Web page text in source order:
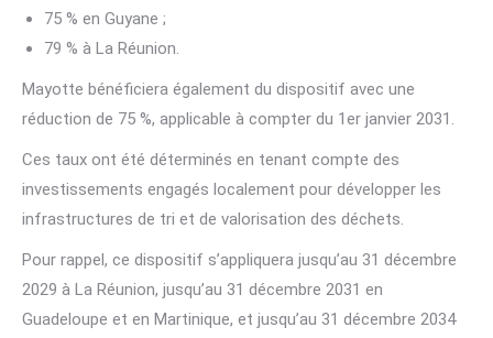
75 % en Guyane ;
79 % à La Réunion.
Mayotte bénéficiera également du dispositif avec une
réduction de 75 %, applicable à compter du 1er janvier 2031.
Ces taux ont été déterminés en tenant compte des
investissements engagés localement pour développer les
infrastructures de tri et de valorisation des déchets.
Pour rappel, ce dispositif s’appliquera jusqu’au 31 décembre
2029 à La Réunion, jusqu’au 31 décembre 2031 en
Guadeloupe et en Martinique, et jusqu’au 31 décembre 2034